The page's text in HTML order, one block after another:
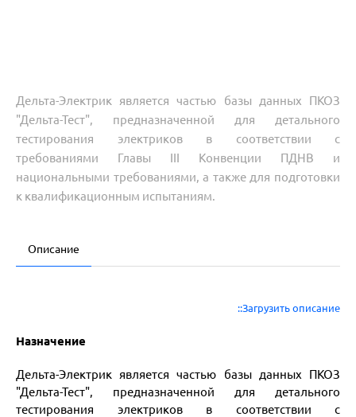
Дельта-Электрик является частью базы данных ПКОЗ
"Дельта-Тест", предназначенной для детального
тестирования электриков в соответствии с
требованиями Главы III Конвенции ПДНВ и
национальными требованиями, а также для подготовки
к квалификационным испытаниям.
Описание
::Загрузить описание
Назначение
Дельта-Электрик является частью базы данных ПКОЗ
"Дельта-Тест", предназначенной для детального
тестирования электриков в соответствии с